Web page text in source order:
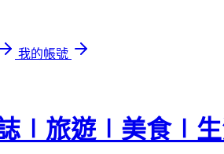
我的帳號
誌∣旅遊∣美食∣